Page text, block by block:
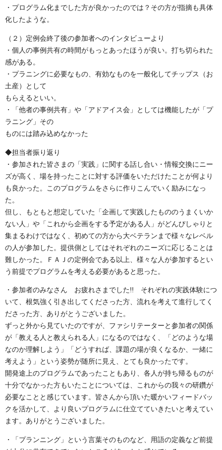
・プログラム化までした方が良かったのでは？その方が指摘も具体
化したような。
（２）定例会終了後の参加者へのインタビューより
・個人の事例共有の時間がもっとあったほうが良い。打ち切られた
感がある。
・プラニングに必要なもの、有効なものを一般化してチップス（お
土産）として
もらえるといい。
・「他者の事例共有」や「アドアイス会」としては機能したが「プ
ラニング」その
ものには踏み込めなかった
◆担当者振り返り
・参加された皆さまの「実践」に関する話し合い・情報交換にニー
ズが高く、場を持ったことに対する評価をいただけたことが何より
も良かった。このプログラムをさらに作りこんでいく励みになっ
た。
但し、もともと想定していた「企画して実践したもののうまくいか
ない人」や「これから企画をする予定がある人」がどんぴしゃりと
集まるわけではなく、初めての方から大ベテランまで様々なレベル
の人が参加した。提供側としてはそれぞれのニーズに応じることは
難しかった。ＦＡＪの定例会である以上、様々な人が参加するとい
う前提でプログラムを考える必要があると思った。
・参加者のみなさん お疲れさまでした!! それぞれの実践体験につ
いて、根気強く引き出してくださった方、流れを考えて進行してく
ださった方、ありがとうございました。
ずっと外から見ていたのですが、ファシリテーターと参加者の関係
が「教える人と教えられる人」になるのではなく、「どのような場
なのか理解しよう」「どうすれば、課題の場が良くなるか、一緒に
考えよう」という姿勢が随所に見え、とても良かったです。
開発途上のプログラムであったこともあり、各人が持ち帰るものが
十分でなかった方もいたことについては、これからの我々の研鑽が
必要なことと感じています。皆さんから頂いた暖かいフィードバッ
クを活かして、より良いプログラムに仕立てていきたいと考えてい
ます。ありがとうございました。
・「プランニング」という言葉そのものなど、用語の定義など前提